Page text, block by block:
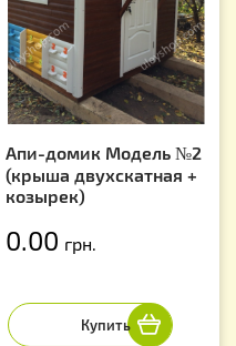
Апи-домик Модель №2
(крыша двухскатная +
козырек)
0.00 грн.